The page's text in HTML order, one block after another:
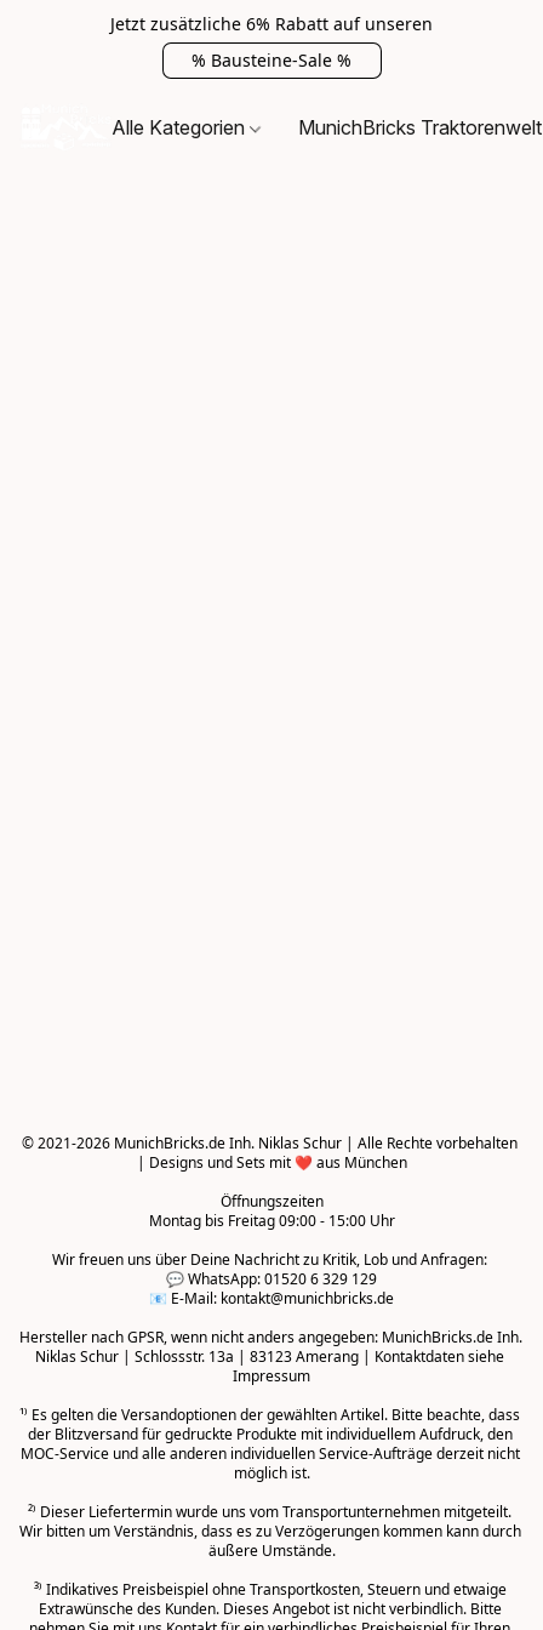
Jetzt zusätzliche 6% Rabatt auf unseren
% Bausteine-Sale %
Alle Kategorien MunichBricks Traktorenwelt
© 2021-2026 MunichBricks.de Inh. Niklas Schur | Alle Rechte vorbehalten
| Designs und Sets mit ❤️ aus München
Öffnungszeiten
Montag bis Freitag 09:00 - 15:00 Uhr
Wir freuen uns über Deine Nachricht zu Kritik, Lob und Anfragen:
💬 WhatsApp: 01520 6 329 129
📧 E-Mail: kontakt@munichbricks.de
Hersteller nach GPSR, wenn nicht anders angegeben: MunichBricks.de Inh.
Niklas Schur | Schlossstr. 13a | 83123 Amerang | Kontaktdaten siehe
Impressum
¹⁾ Es gelten die Versandoptionen der gewählten Artikel. Bitte beachte, dass
der Blitzversand für gedruckte Produkte mit individuellem Aufdruck, den
MOC-Service und alle anderen individuellen Service-Aufträge derzeit nicht
möglich ist.
²⁾ Dieser Liefertermin wurde uns vom Transportunternehmen mitgeteilt.
Wir bitten um Verständnis, dass es zu Verzögerungen kommen kann durch
äußere Umstände.
³⁾ Indikatives Preisbeispiel ohne Transportkosten, Steuern und etwaige
Extrawünsche des Kunden. Dieses Angebot ist nicht verbindlich. Bitte